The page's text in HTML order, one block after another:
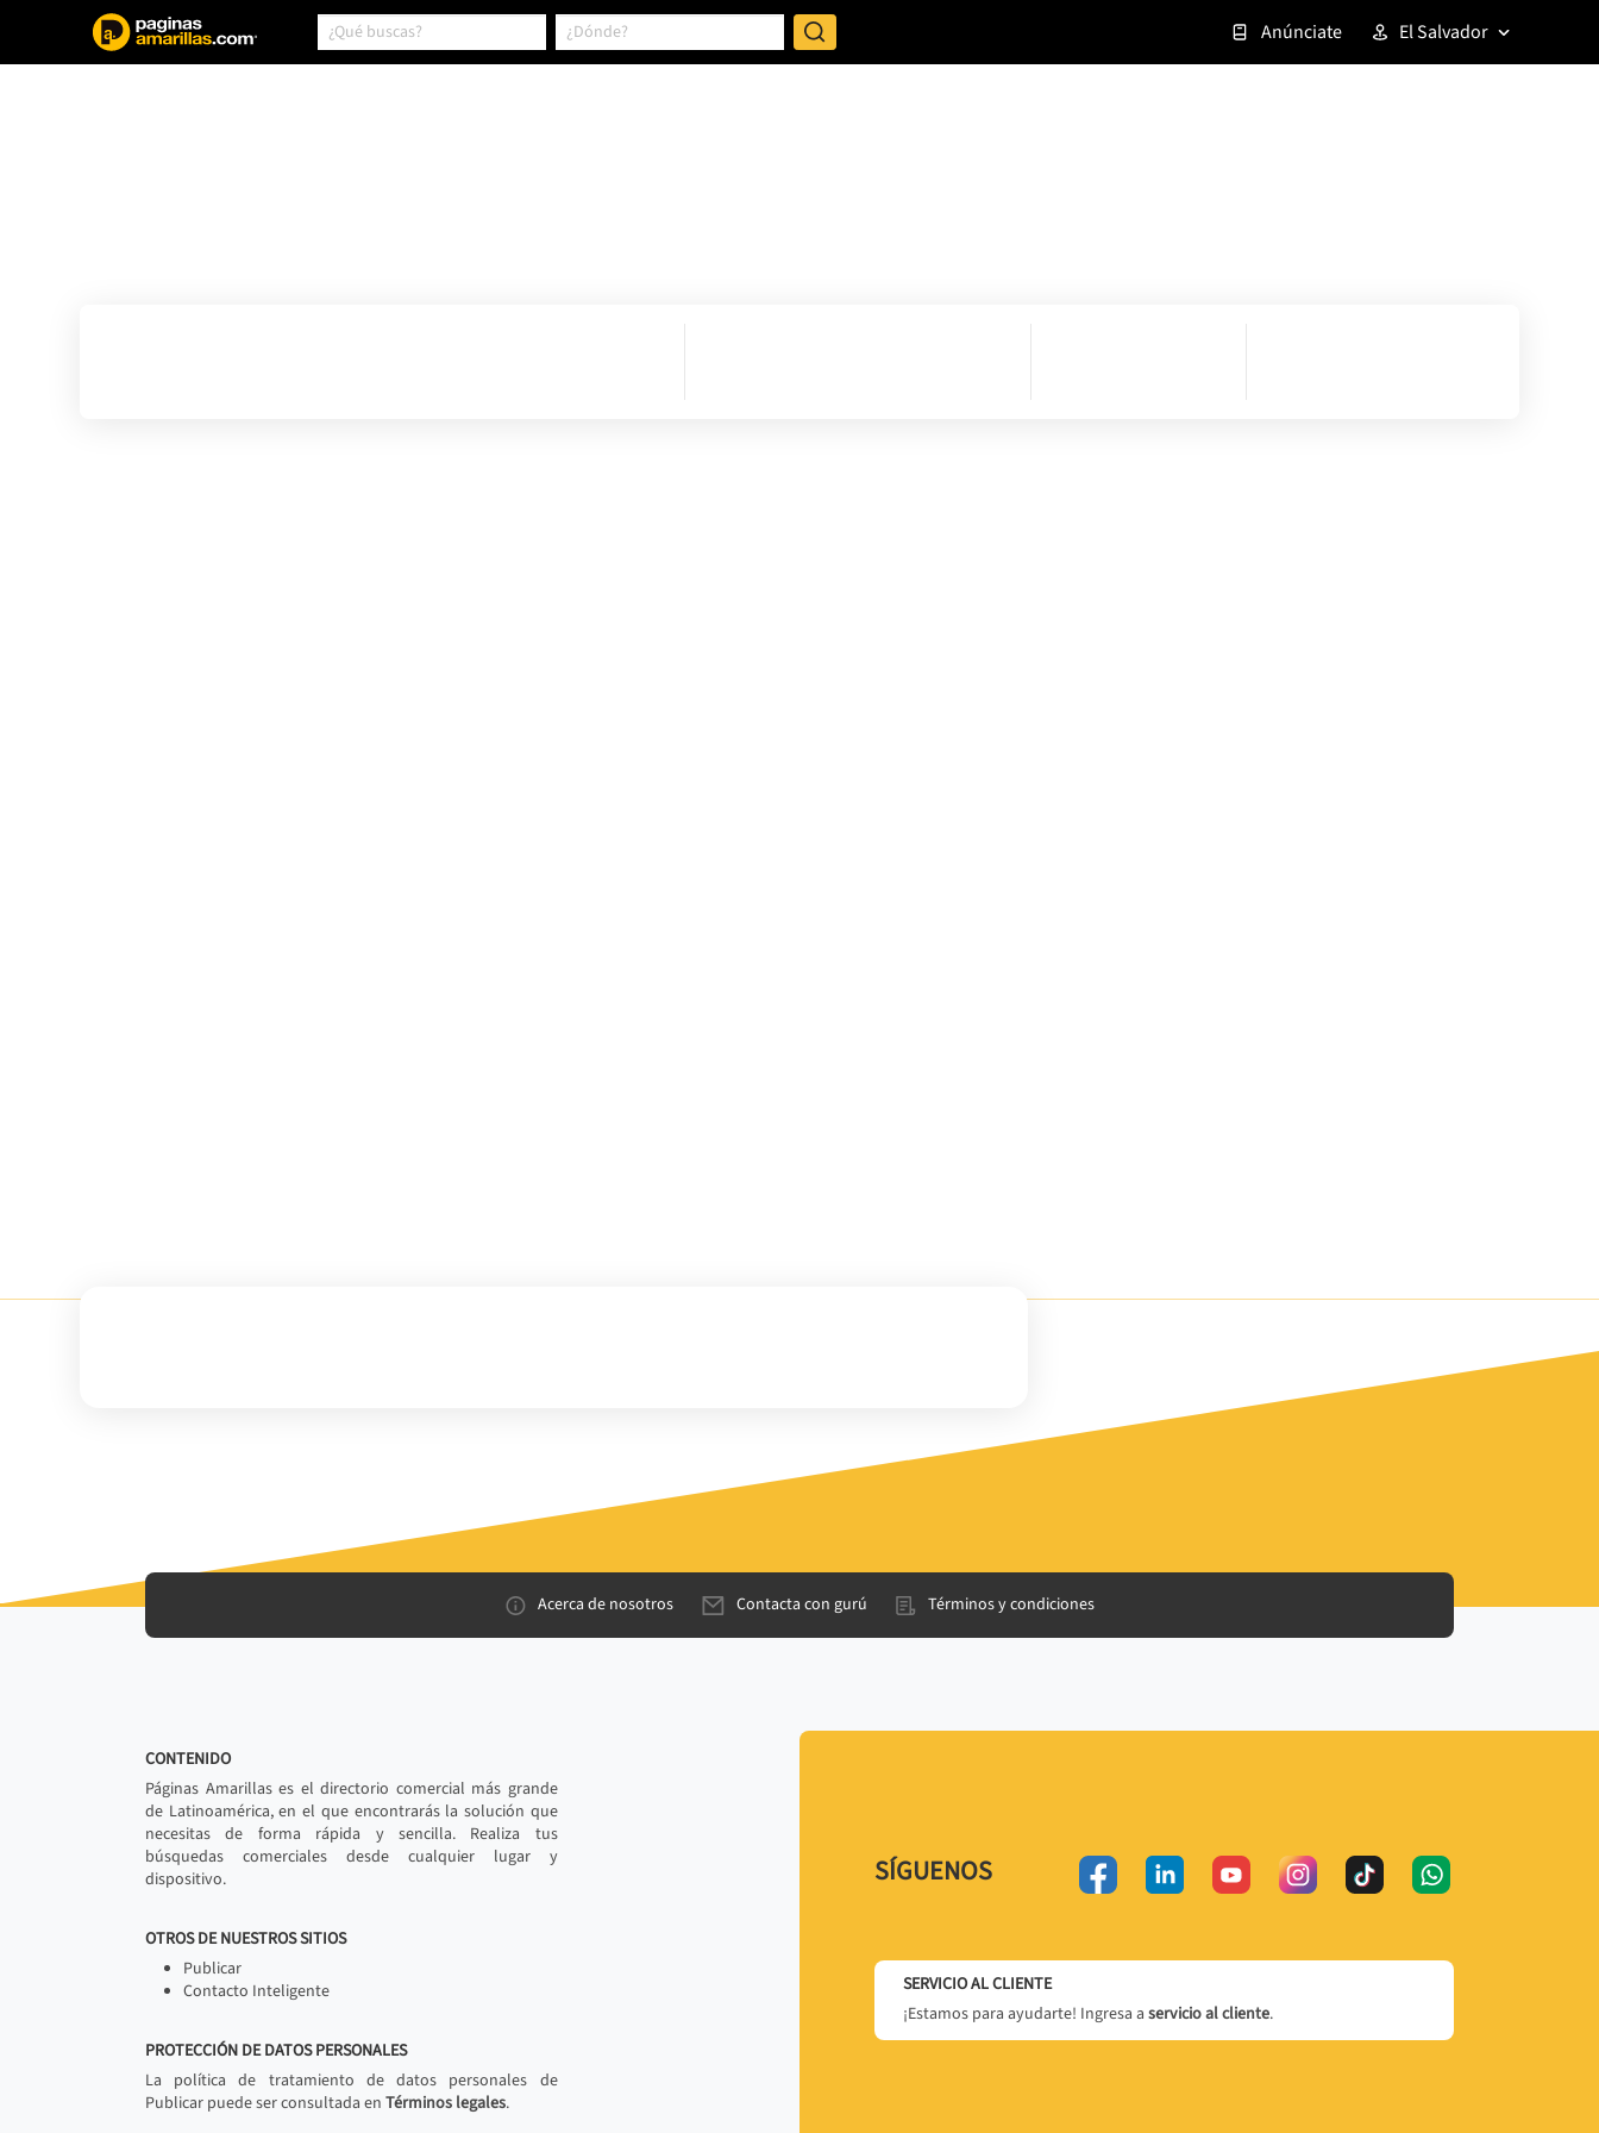
Anúnciate El Salvador
Acerca de nosotros Contacta con gurú Términos y condiciones
CONTENIDO
Páginas Amarillas es el directorio comercial más grande
de Latinoamérica, en el que encontrarás la solución que
necesitas de forma rápida y sencilla. Realiza tus
búsquedas comerciales desde cualquier lugar y
dispositivo.
OTROS DE NUESTROS SITIOS
Publicar
Contacto Inteligente
PROTECCIÓN DE DATOS PERSONALES
La política de tratamiento de datos personales de
Publicar puede ser consultada en Términos legales.
SÍGUENOS
SERVICIO AL CLIENTE
¡Estamos para ayudarte! Ingresa a servicio al cliente.